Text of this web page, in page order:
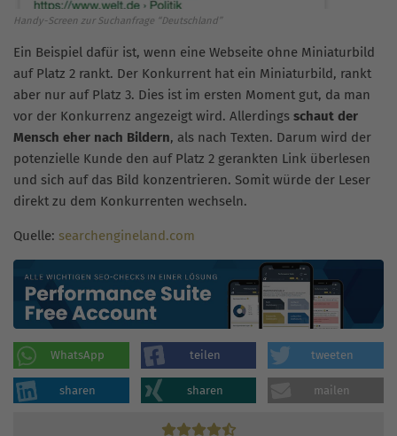
Handy-Screen zur Suchanfrage “Deutschland”
Ein Beispiel dafür ist, wenn eine Webseite ohne Miniaturbild
auf Platz 2 rankt. Der Konkurrent hat ein Miniaturbild, rankt
aber nur auf Platz 3. Dies ist im ersten Moment gut, da man
vor der Konkurrenz angezeigt wird. Allerdings schaut der
Mensch eher nach Bildern, als nach Texten. Darum wird der
potenzielle Kunde den auf Platz 2 gerankten Link überlesen
und sich auf das Bild konzentrieren. Somit würde der Leser
direkt zu dem Konkurrenten wechseln.
Quelle: searchengineland.com
WhatsApp teilen tweeten
sharen sharen mailen